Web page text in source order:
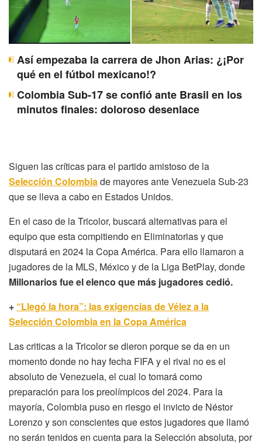
Así empezaba la carrera de Jhon Arias: ¿¡Por
qué en el fútbol mexicano!?
Colombia Sub-17 se confió ante Brasil en los
minutos finales: doloroso desenlace
Siguen las críticas para el partido amistoso de la
Selección Colombiade mayores ante Venezuela Sub-23
que se lleva a cabo en Estados Unidos.
En el caso de la Tricolor, buscará alternativas para el
equipo que esta compitiendo en Eliminatorias y que
disputará en 2024 la Copa América. Para ello llamaron a
jugadores de la MLS, México y de la Liga BetPlay, donde
Millonarios fue el elenco que más jugadores cedió.
+ “Llegó la hora”: las exigencias de Vélez a la
Selección Colombia en la Copa América
Las criticas a la Tricolor se dieron porque se da en un
momento donde no hay fecha FIFA y el rival no es el
absoluto de Venezuela, el cual lo tomará como
preparación para los preolímpicos del 2024. Para la
mayoría, Colombia puso en riesgo el invicto de Néstor
Lorenzo y son conscientes que estos jugadores que llamó
no serán tenidos en cuenta para la Selección absoluta, por